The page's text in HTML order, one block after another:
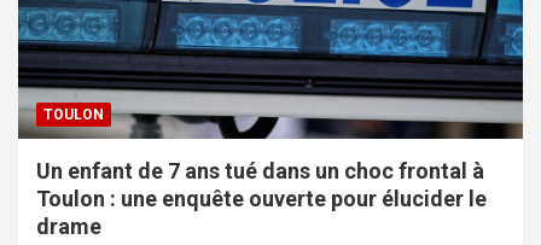
TOULON
Un enfant de 7 ans tué dans un choc frontal à
Toulon : une enquête ouverte pour élucider le
drame